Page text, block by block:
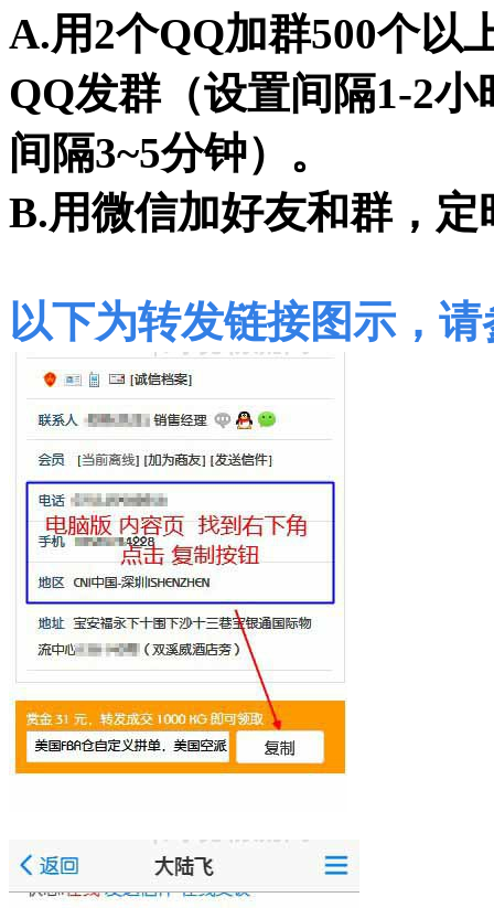
A.用2个QQ加群500个以
QQ发群（设置间隔1-2
间隔3~5分钟）。
B.用微信加好友和群，定
以下为转发链接图示，请